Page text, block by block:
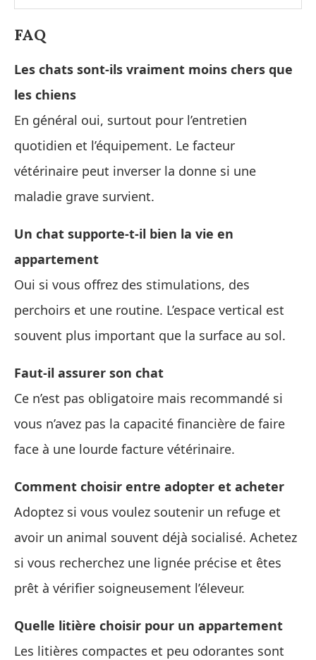
FAQ
Les chats sont-ils vraiment moins chers que
les chiens
En général oui, surtout pour l’entretien
quotidien et l’équipement. Le facteur
vétérinaire peut inverser la donne si une
maladie grave survient.
Un chat supporte-t-il bien la vie en
appartement
Oui si vous offrez des stimulations, des
perchoirs et une routine. L’espace vertical est
souvent plus important que la surface au sol.
Faut-il assurer son chat
Ce n’est pas obligatoire mais recommandé si
vous n’avez pas la capacité financière de faire
face à une lourde facture vétérinaire.
Comment choisir entre adopter et acheter
Adoptez si vous voulez soutenir un refuge et
avoir un animal souvent déjà socialisé. Achetez
si vous recherchez une lignée précise et êtes
prêt à vérifier soigneusement l’éleveur.
Quelle litière choisir pour un appartement
Les litières compactes et peu odorantes sont